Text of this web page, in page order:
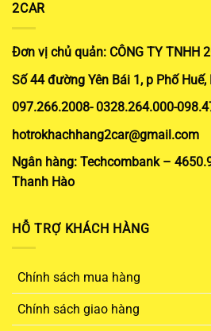
2CAR
Đơn vị chủ quản: CÔNG TY TNHH
Số 44 đường Yên Bái 1, p Phố
097.266.2008- 0328.264.000-
hotrokhachhang2car@gmail.com
Ngân hàng: Techcombank –
Thanh Hào
HỖ TRỢ KHÁCH HÀNG
Chính sách mua hàng
Chính sách giao hàng